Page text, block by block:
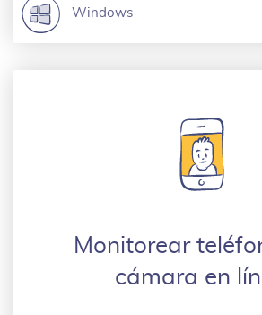
Windows
Monitorear
cámara en